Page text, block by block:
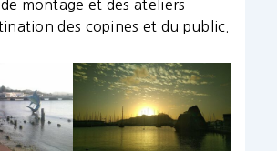
montage et des ateliers
des copines et du public.